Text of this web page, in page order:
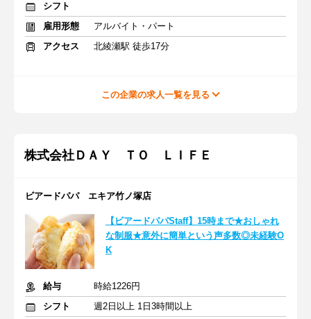
シフト
雇用形態
アルバイト・パート
アクセス
北綾瀬駅 徒歩17分
この企業の求人一覧を見る
株式会社ＤＡＹ ＴＯ ＬＩＦＥ
ビアードパパ エキア竹ノ塚店
【ビアードパパStaff】15時まで★おしゃれ
な制服★意外に簡単という声多数◎未経験O
K
給与
時給1226円
シフト
週2日以上 1日3時間以上